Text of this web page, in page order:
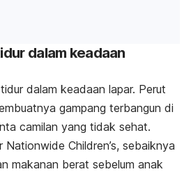
dalam keadaan
dalam keadaan lapar. Perut
gampang terbangun di
camilan yang tidak sehat.
Nationwide Children’s, sebaiknya
makanan berat sebelum anak